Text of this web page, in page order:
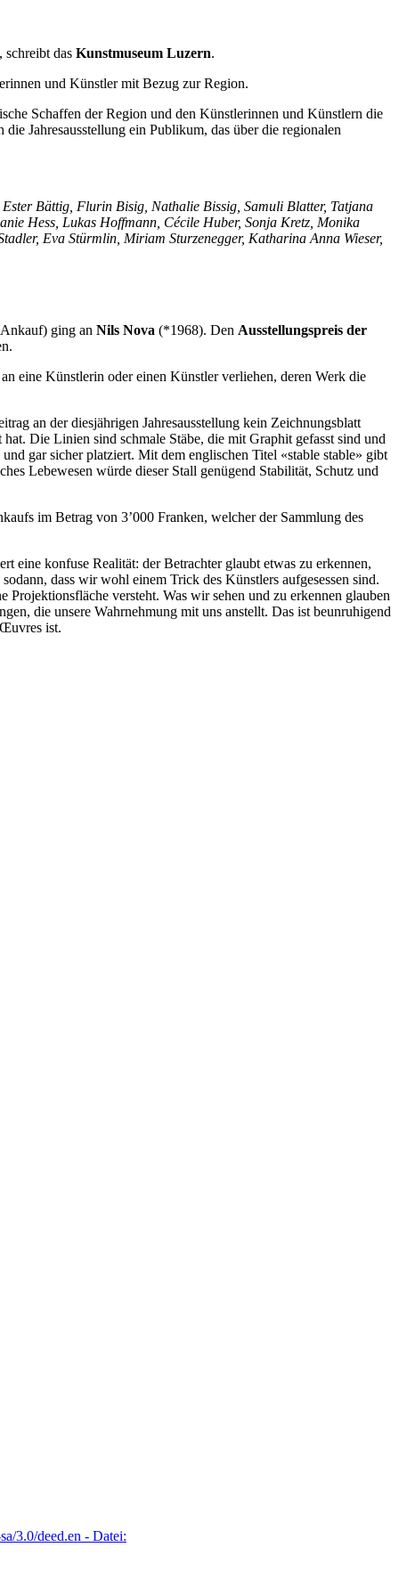
das Kunstmuseum Luzern.
und Künstler mit Bezug zur Region.
Schaffen der Region und den Künstlerinnen und Künstlern die
Jahresausstellung ein Publikum, das über die regionalen
Bättig, Flurin Bisig, Nathalie Bissig, Samuli Blatter, Tatjana
Hess, Lukas Hoffmann, Cécile Huber, Sonja Kretz, Monika
Eva Stürmlin, Miriam Sturzenegger, Katharina Anna Wieser,
ging an Nils Nova (*1968). Den Ausstellungspreis der
eine Künstlerin oder einen Künstler verliehen, deren Werk die
an der diesjährigen Jahresausstellung kein Zeichnungsblatt
Die Linien sind schmale Stäbe, die mit Graphit gefasst sind und
gar sicher platziert. Mit dem englischen Titel «stable stable» gibt
Lebewesen würde dieser Stall genügend Stabilität, Schutz und
im Betrag von 3’000 Franken, welcher der Sammlung des
konfuse Realität: der Betrachter glaubt etwas zu erkennen,
dass wir wohl einem Trick des Künstlers aufgesessen sind.
versteht. Was wir sehen und zu erkennen glauben
die unsere Wahrnehmung mit uns anstellt. Das ist beunruhigend
ist.